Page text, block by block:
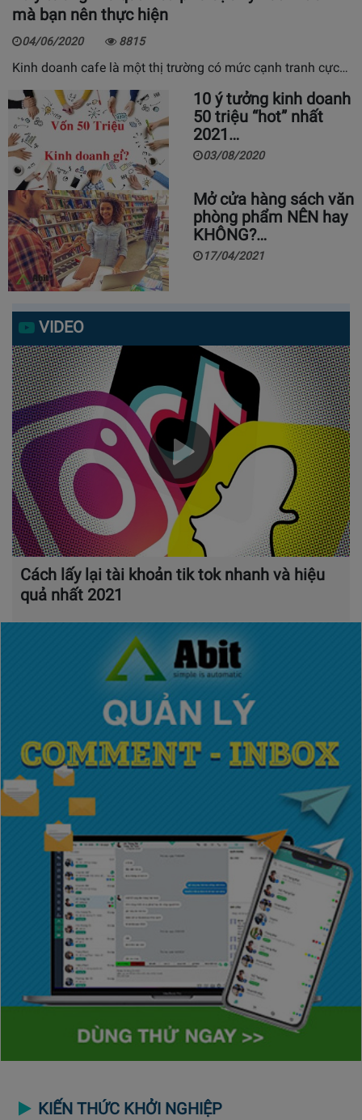
mà bạn nên thực hiện
04/06/2020 8815
Kinh doanh cafe là một thị trường có mức cạnh tranh cực…
10 ý tưởng kinh doanh
50 triệu “hot” nhất
2021…
03/08/2020
Mở cửa hàng sách văn
phòng phẩm NÊN hay
KHÔNG?…
17/04/2021
VIDEO
Cách lấy lại tài khoản tik tok nhanh và hiệu
quả nhất 2021
KIẾN THỨC KHỞI NGHIỆP